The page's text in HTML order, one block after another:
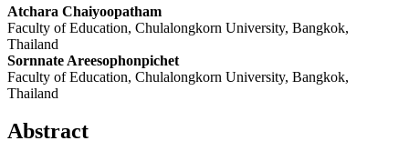
Atchara Chaiyoopatham
Faculty of Education, Chulalongkorn University, Bangkok,
Thailand
Sornnate Areesophonpichet
Faculty of Education, Chulalongkorn University, Bangkok,
Thailand
Abstract